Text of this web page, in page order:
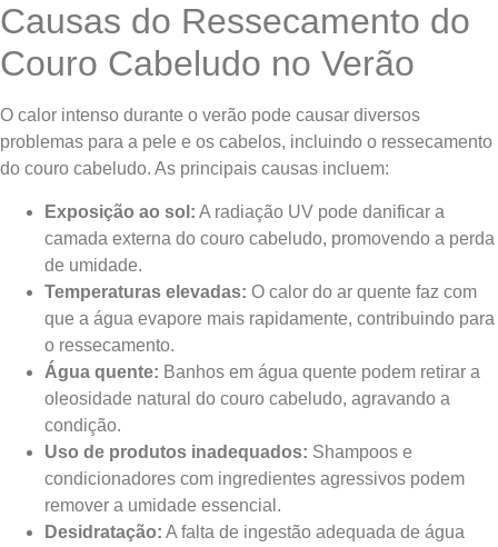
Causas do Ressecamento do
Couro Cabeludo no Verão
O calor intenso durante o verão pode causar diversos
problemas para a pele e os cabelos, incluindo o ressecamento
do couro cabeludo. As principais causas incluem:
Exposição ao sol: A radiação UV pode danificar a
camada externa do couro cabeludo, promovendo a perda
de umidade.
Temperaturas elevadas: O calor do ar quente faz com
que a água evapore mais rapidamente, contribuindo para
o ressecamento.
Água quente: Banhos em água quente podem retirar a
oleosidade natural do couro cabeludo, agravando a
condição.
Uso de produtos inadequados: Shampoos e
condicionadores com ingredientes agressivos podem
remover a umidade essencial.
Desidratação: A falta de ingestão adequada de água